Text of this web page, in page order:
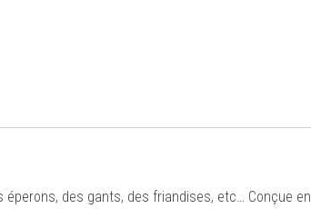
des gants, des friandises, etc… Conçue en